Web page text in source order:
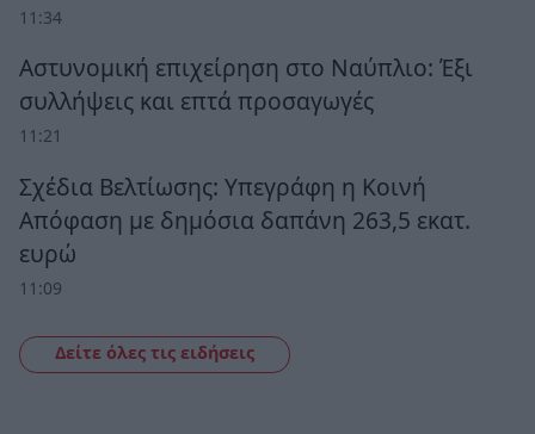
11:34
Αστυνομική επιχείρηση στο Ναύπλιο: Έξι
συλλήψεις και επτά προσαγωγές
11:21
Σχέδια Βελτίωσης: Υπεγράφη η Κοινή
Απόφαση με δημόσια δαπάνη 263,5 εκατ.
ευρώ
11:09
Δείτε όλες τις ειδήσεις